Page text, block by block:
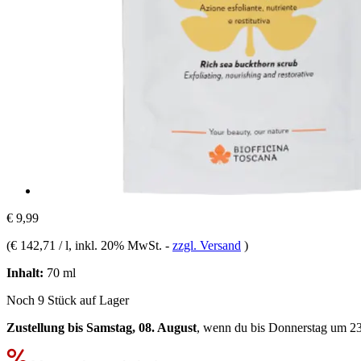
€ 9,99
(€ 142,71 / l, inkl. 20% MwSt. - zzgl. Versand )
Inhalt: 70 ml
Noch 9 Stück auf Lager
Zustellung bis Samstag, 08. August, wenn du bis Donnerstag um